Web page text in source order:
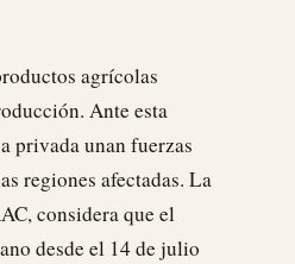
agrícolas
Ante esta
privada unan fuerzas
regiones afectadas. La
considera que el
desde el 14 de julio